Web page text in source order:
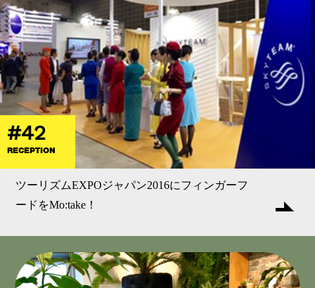
#42
RECEPTION
ツーリズムEXPOジャパン2016にフィンガーフ
ードをMo:take！